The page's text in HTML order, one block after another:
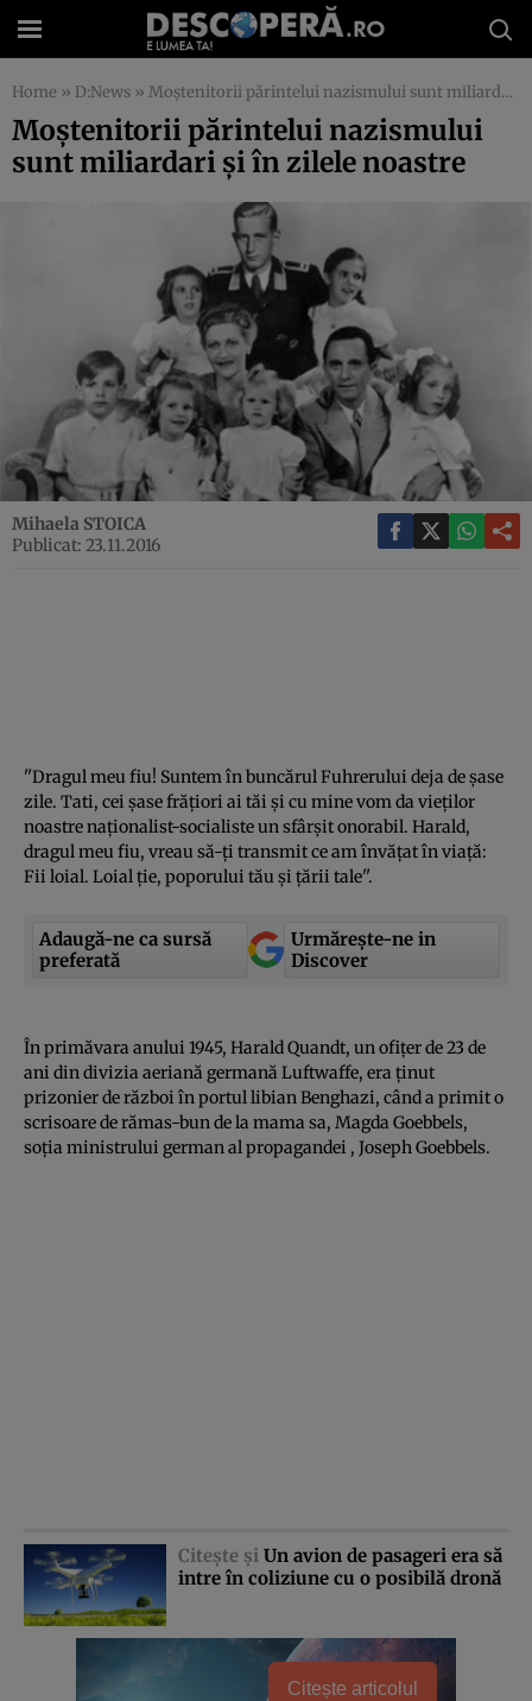
Home » D:News » Moştenitorii părintelui nazismului sunt miliardari şi în zilele noastre
Moştenitorii părintelui nazismului
sunt miliardari şi în zilele noastre
Mihaela STOICA
Publicat: 23.11.2016
''Dragul meu fiu! Suntem în buncărul Fuhrerului deja de şase
zile. Tati, cei şase frăţiori ai tăi şi cu mine vom da vieţilor
noastre naţionalist-socialiste un sfârşit onorabil. Harald,
dragul meu fiu, vreau să-ţi transmit ce am învăţat în viaţă:
Fii loial. Loial ţie, poporului tău şi ţării tale''.
Adaugă-ne ca sursă
preferată
Urmărește-ne in
Discover
În primăvara anului 1945, Harald Quandt, un ofiţer de 23 de
ani din divizia aeriană germană Luftwaffe, era ţinut
prizonier de război în portul libian Benghazi, când a primit o
scrisoare de rămas-bun de la mama sa, Magda Goebbels,
soţia ministrului german al propagandei , Joseph Goebbels.
Citeşte şi Un avion de pasageri era să
intre în coliziune cu o posibilă dronă
Citește articolul